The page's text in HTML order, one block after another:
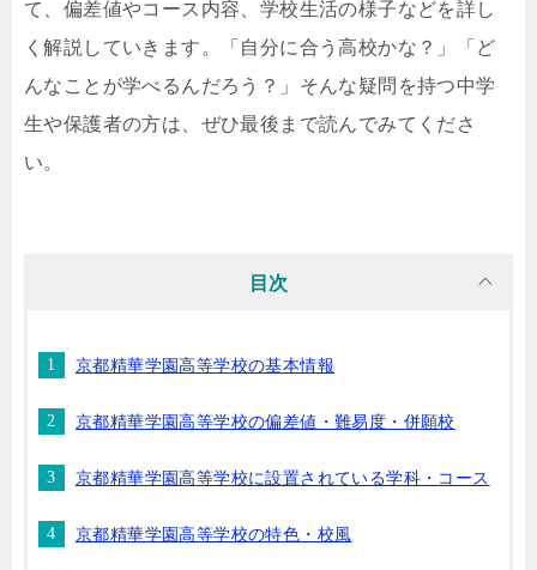
て、偏差値やコース内容、学校生活の様子などを詳し
く解説していきます。「自分に合う高校かな？」「ど
んなことが学べるんだろう？」そんな疑問を持つ中学
生や保護者の方は、ぜひ最後まで読んでみてくださ
い。
目次
京都精華学園高等学校の基本情報
京都精華学園高等学校の偏差値・難易度・併願校
京都精華学園高等学校に設置されている学科・コース
京都精華学園高等学校の特色・校風